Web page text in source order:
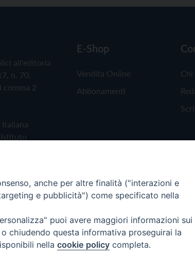
all'editoria
n. 70.
comma 2
Italiana
E-Shop
Vendita Online
Abbonamenti
Chi
anche per altre finalità ("interazioni e
e pubblicità") come specificato nella
puoi avere maggiori informazioni sui
chiudendo questa informativa proseguirai la
nella cookie policy completa.